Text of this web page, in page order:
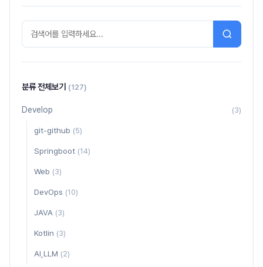
분류 전체보기 (127)
Develop (3)
git-github (5)
Springboot (14)
Web (3)
DevOps (10)
JAVA (3)
Kotlin (3)
AI,LLM (2)